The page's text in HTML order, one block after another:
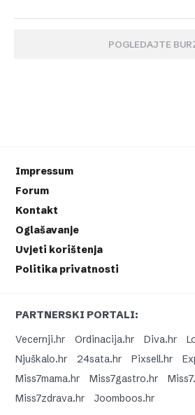
POGLEDAJTE
Impressum
Forum
Kontakt
Oglašavanje
Uvjeti korištenja
Politika privatnosti
PARTNERSKI PORTALI:
Vecernji.hr
Ordinacija.hr Diva.hr
Njuškalo.hr
24sata.hr Pixsell.hr
Miss7mama.hr
Miss7gastro.hr
Miss7zdrava.hr
Joomboos.hr